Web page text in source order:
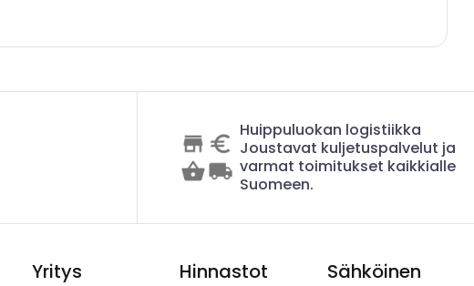
Huippuluokan logistiikka
Joustavat kuljetuspalvelut ja
varmat toimitukset kaikkialle
Suomeen.
Yritys Hinnastot
Sähköinen